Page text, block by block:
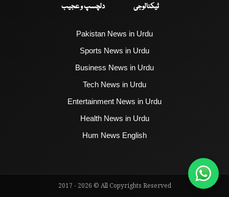
ٹیکنالوجی
دلچسپ و عجیب
Pakistan News in Urdu
Sports News in Urdu
Business News in Urdu
Tech News in Urdu
Entertainment News in Urdu
Health News in Urdu
Hum News English
2017 - 2026 © All Copyrights Reserved